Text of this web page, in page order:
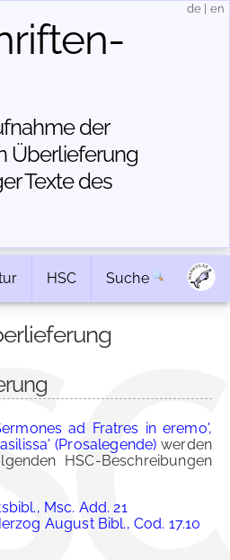
der
Über­lieferung
Texte des
de en
HSC Suche
ad Fratres in eremo',
(Prosalegende) werden
HSC-Beschreibungen
Msc. Add. 21
August Bibl., Cod. 17.10